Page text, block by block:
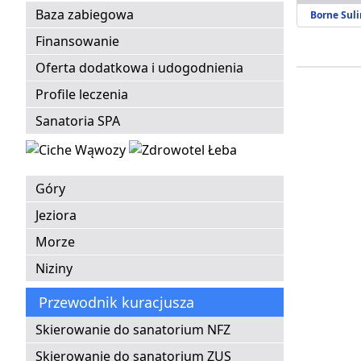
Baza zabiegowa
Finansowanie
Oferta dodatkowa i udogodnienia
Profile leczenia
Sanatoria SPA
Góry
Jeziora
Morze
Niziny
Przewodnik kuracjusza
Skierowanie do sanatorium NFZ
Skierowanie do sanatorium ZUS
Borne